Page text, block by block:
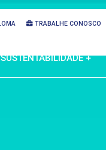
TRABALHE CONOSCO
SUSTENTABILIDADE +